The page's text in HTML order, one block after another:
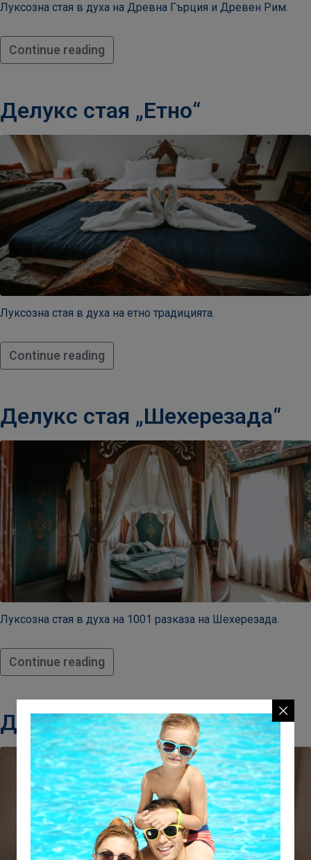
Луксозна стая в духа на Древна Гърция и Древен Рим.
Continue reading
Делукс стая „Етно“
Луксозна стая в духа на етно традицията.
Continue reading
Делукс стая „Шехерезада“
Луксозна стая в духа на 1001 разказа на Шехерезада.
Continue reading
Делукс стая в кулата